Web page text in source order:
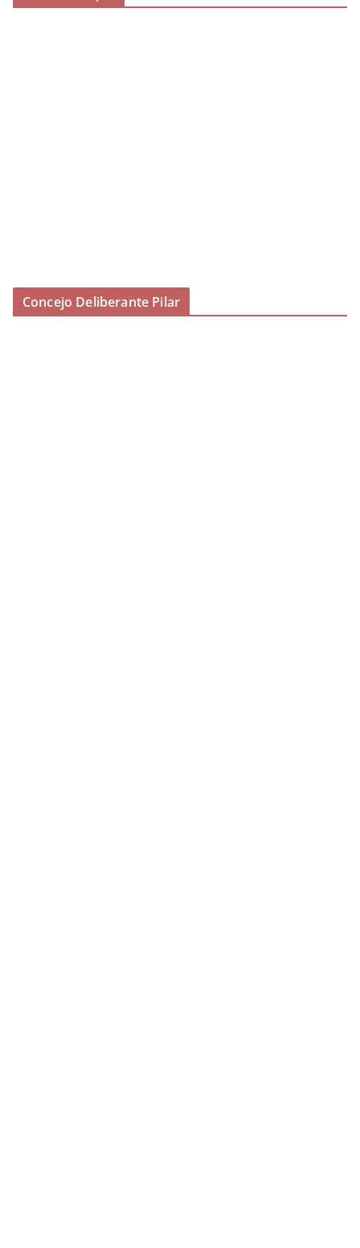
Concejo Deliberante Pilar